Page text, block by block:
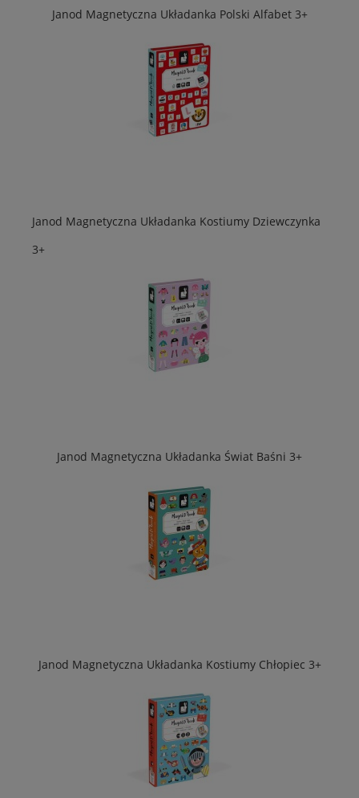
Janod Magnetyczna Układanka Polski Alfabet 3+
Janod Magnetyczna Układanka Kostiumy Dziewczynka
3+
Janod Magnetyczna Układanka Świat Baśni 3+
Janod Magnetyczna Układanka Kostiumy Chłopiec 3+